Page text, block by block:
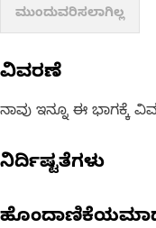
ಮುಂದುವರಿಸಲಾಗಿಲ್ಲ
ವಿವರಣೆ
ನಾವು ಇನ್ನೂ ಈ ಭಾಗಕ್ಕೆ
ನಿರ್ದಿಷ್ಟತೆಗಳು